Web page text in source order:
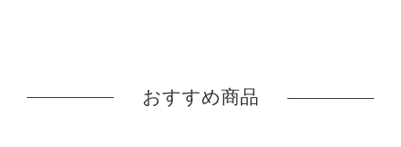
おすすめ商品